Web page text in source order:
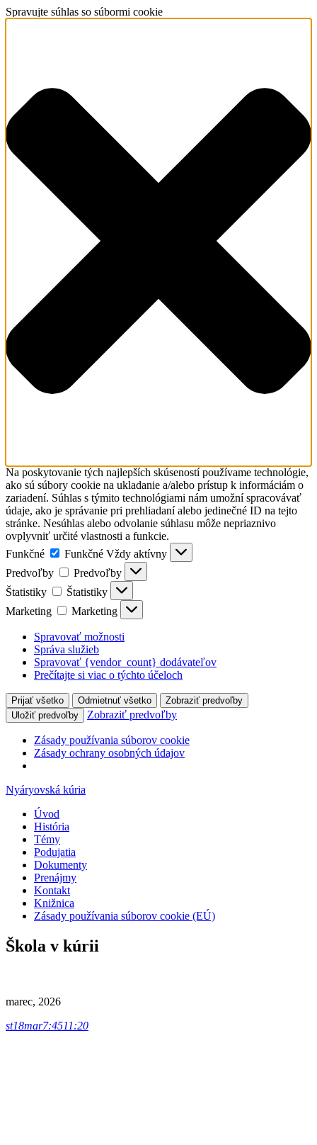
Spravujte súhlas so súbormi cookie
Na poskytovanie tých najlepších skúseností používame technológie,
ako sú súbory cookie na ukladanie a/alebo prístup k informáciám o
zariadení. Súhlas s týmito technológiami nám umožní spracovávať
údaje, ako je správanie pri prehliadaní alebo jedinečné ID na tejto
stránke. Nesúhlas alebo odvolanie súhlasu môže nepriaznivo
ovplyvniť určité vlastnosti a funkcie.
Funkčné
Funkčné Vždy aktívny
Predvoľby
Predvoľby
Štatistiky
Štatistiky
Marketing
Marketing
Spravovať možnosti
Správa služieb
Spravovať {vendor_count} dodávateľov
Prečítajte si viac o týchto účeloch
Prijať všetko Odmietnuť všetko
Zobraziť predvoľby
Uložiť predvoľby
Zobraziť predvoľby
Zásady používania súborov cookie
Zásady ochrany osobných údajov
Nyáryovská kúria
Úvod
História
Témy
Podujatia
Dokumenty
Prenájmy
Kontakt
Knižnica
Zásady používania súborov cookie (EÚ)
Škola v kúrii
marec, 2026
st18mar7:4511:20